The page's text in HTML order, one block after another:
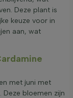
Deze plant is
keuze voor in
aan, wat
met juni met
Deze bloemen zijn